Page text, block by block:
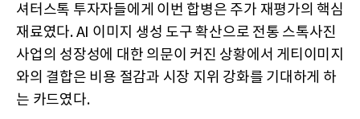
셔터스톡 투자자들에게 이번 합병은 주가 재평가의 핵심
재료였다. AI 이미지 생성 도구 확산으로 전통 스톡사진
사업의 성장성에 대한 의문이 커진 상황에서 게티이미지
와의 결합은 비용 절감과 시장 지위 강화를 기대하게 하
는 카드였다.